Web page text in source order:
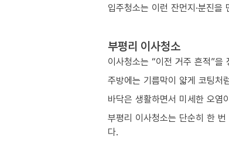
입주청소는 이런 잔먼지·분진
부평리 이사청소
이사청소는 “이전 거주 흔적”을
주방에는 기름막이 얇게 코팅처
바닥은 생활하면서 미세한 오염
부평리 이사청소는 단순히 한
다.